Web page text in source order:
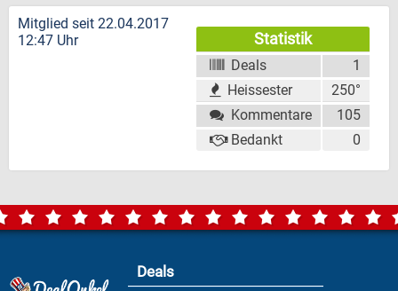
Statistik
Deals
1
Heissester
250°
Kommentare
105
Bedankt
0
Mitglied seit 22.04.2017
12:47 Uhr
Deals